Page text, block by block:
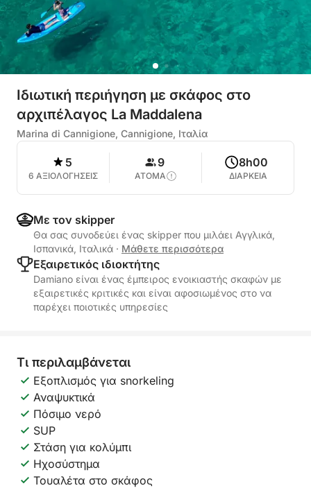
Ιδιωτική περιήγηση με σκάφος στο
αρχιπέλαγος La Maddalena
Marina di Cannigione, Cannigione, Ιταλία
5
6 ΑΞΙΟΛΟΓΗΣΕΙΣ
9
ΑΤΟΜΑ
8h00
ΔΙΑΡΚΕΙΑ
Με τον skipper
Θα σας συνοδεύει ένας skipper που μιλάει Αγγλικά,
Ισπανικά, Ιταλικά · Μάθετε περισσότερα
Εξαιρετικός ιδιοκτήτης
Damiano είναι ένας έμπειρος ενοικιαστής σκαφών με
εξαιρετικές κριτικές και είναι αφοσιωμένος στο να
παρέχει ποιοτικές υπηρεσίες
Τι περιλαμβάνεται
Εξοπλισμός για snorkeling
Αναψυκτικά
Πόσιμο νερό
SUP
Στάση για κολύμπι
Ηχοσύστημα
Τουαλέτα στο σκάφος